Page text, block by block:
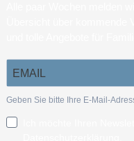
Geben Sie bitte Ihre E-Mail-